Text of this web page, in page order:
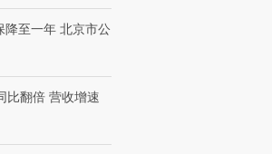
降至一年 北京市公
比翻倍 营收增速